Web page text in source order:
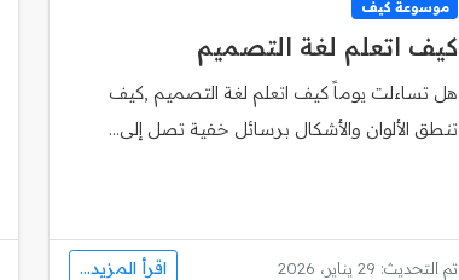
موسوعة كيف
كيف اتعلم لغة التصميم
هل تساءلت يوماً كيف اتعلم لغة التصميم ,كيف
تنطق الألوان والأشكال برسائل خفية تصل إلى...
تم التحديث: 29 يناير، 2026 اقرأ المزيد...